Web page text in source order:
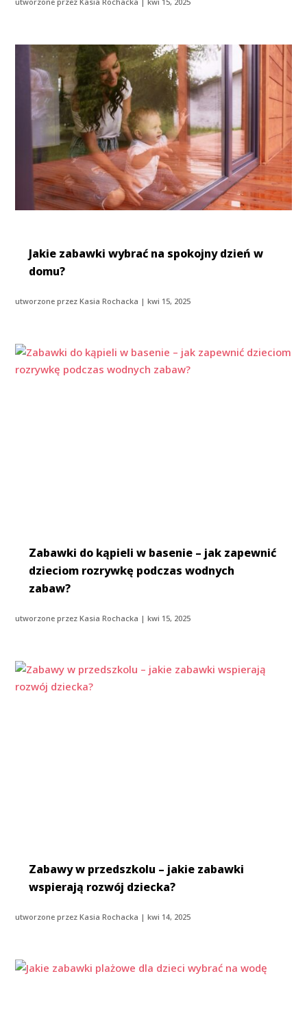
Jakie zabawki wybrać na spokojny dzień w
domu?
utworzone przezKasia Rochacka |kwi 15, 2025
Zabawki do kąpieli w basenie – jak zapewnić
dzieciom rozrywkę podczas wodnych
zabaw?
utworzone przezKasia Rochacka |kwi 15, 2025
Zabawy w przedszkolu – jakie zabawki
wspierają rozwój dziecka?
utworzone przezKasia Rochacka |kwi 14, 2025